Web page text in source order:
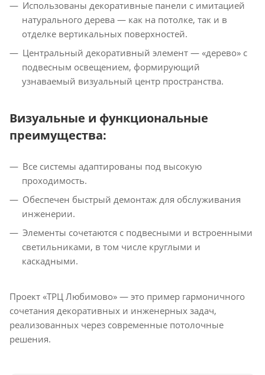
Использованы декоративные панели с имитацией
натурального дерева — как на потолке, так и в
отделке вертикальных поверхностей.
Центральный декоративный элемент — «дерево» с
подвесным освещением, формирующий
узнаваемый визуальный центр пространства.
Визуальные и функциональные
преимущества:
Все системы адаптированы под высокую
проходимость.
Обеспечен быстрый демонтаж для обслуживания
инженерии.
Элементы сочетаются с подвесными и встроенными
светильниками, в том числе круглыми и
каскадными.
Проект «ТРЦ Любимово» — это пример гармоничного
сочетания декоративных и инженерных задач,
реализованных через современные потолочные
решения.